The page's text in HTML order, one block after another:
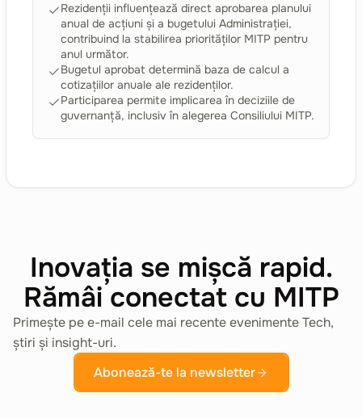
Rezidenții influențează direct aprobarea planului
anual de acțiuni și a bugetului Administrației,
contribuind la stabilirea priorităților MITP pentru
anul următor.
Bugetul aprobat determină baza de calcul a
cotizațiilor anuale ale rezidenților.
Participarea permite implicarea în deciziile de
guvernanță, inclusiv în alegerea Consiliului MITP.
Inovația se mișcă rapid.
Rămâi conectat cu MITP
Primește pe e-mail cele mai recente evenimente Tech,
știri și insight-uri.
Abonează-te la newsletter